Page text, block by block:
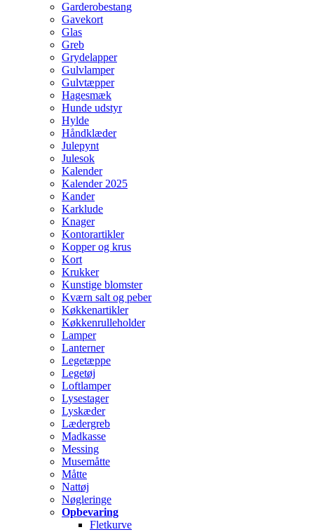
Garderobestang
Gavekort
Glas
Greb
Grydelapper
Gulvlamper
Gulvtæpper
Hagesmæk
Hunde udstyr
Hylde
Håndklæder
Julepynt
Julesok
Kalender
Kalender 2025
Kander
Karklude
Knager
Kontorartikler
Kopper og krus
Kort
Krukker
Kunstige blomster
Kværn salt og peber
Køkkenartikler
Køkkenrulleholder
Lamper
Lanterner
Legetæppe
Legetøj
Loftlamper
Lysestager
Lyskæder
Lædergreb
Madkasse
Messing
Musemåtte
Måtte
Nattøj
Nøgleringe
Opbevaring
Fletkurve